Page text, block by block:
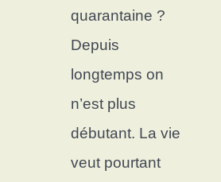
quarantaine ?
Depuis
longtemps on
n’est plus
débutant. La vie
veut pourtant